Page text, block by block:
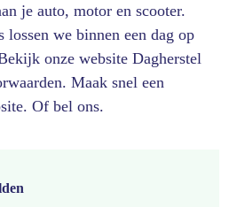
je auto, motor en scooter.
lossen we binnen een dag op
onze website Dagherstel
Maak snel een
Of bel ons.